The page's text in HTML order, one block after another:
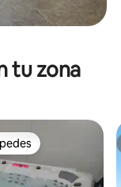
tu zona
entre huéspedes